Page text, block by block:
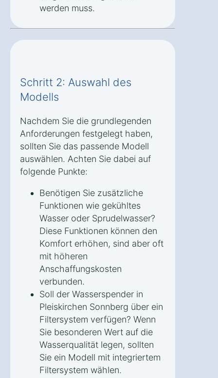
werden muss.
Schritt 2: Auswahl des
Modells
Nachdem Sie die grundlegenden
Anforderungen festgelegt haben,
sollten Sie das passende Modell
auswählen. Achten Sie dabei auf
folgende Punkte:
Benötigen Sie zusätzliche
Funktionen wie gekühltes
Wasser oder Sprudelwasser?
Diese Funktionen können den
Komfort erhöhen, sind aber oft
mit höheren
Anschaffungskosten
verbunden.
Soll der Wasserspender in
Pleiskirchen Sonnberg über ein
Filtersystem verfügen? Wenn
Sie besonderen Wert auf die
Wasserqualität legen, sollten
Sie ein Modell mit integriertem
Filtersystem wählen.